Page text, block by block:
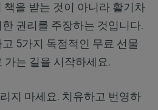
책을 받는 것이 아니라 활기차
권리를 주장하는 것입니다.
5가지 독점적인 무료 선물
가는 길을 시작하세요.
지 마세요. 치유하고 번영하